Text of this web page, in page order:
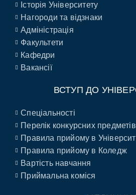
Історія Університету
Нагороди та відзнаки
Адміністрація
Факультети
Кафедри
Вакансії
ВСТУП ДО
Спеціальності
Перелік конкурсних предметів
Правила прийому в
Правила прийому в Коледж
Вартість навчання
Приймальна коміся